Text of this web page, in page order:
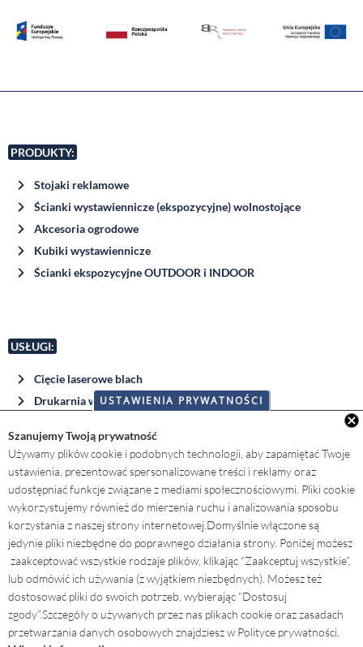
PRODUKTY:
Stojaki reklamowe
Ścianki wystawiennicze (ekspozycyjne) wolnostojące
Akcesoria ogrodowe
Kubiki wystawiennicze
Ścianki ekspozycyjne OUTDOOR i INDOOR
USŁUGI:
Cięcie laserowe blach
Drukarnia wielkoformatowa
AKTUALNOŚCI:
NOWOŚĆ: KUBIK C w naszej ofercie !
04.01.2026
NOWOŚĆ: stelaże wystawiennicze
OUTDOOR MODERN A w naszej ofercie
USTAWIENIA PRYWATNOŚCI
Szanujemy Twoją prywatność
Używamy plików cookie i podobnych technologii, aby zapamiętać Twoje
ustawienia, prezentować spersonalizowane treści i reklamy oraz
udostępniać funkcje związane z mediami społecznościowymi. Pliki cookie
wykorzystujemy również do mierzenia ruchu i analizowania sposobu
korzystania z naszej strony internetowej. Domyślnie włączone są
jedynie pliki niezbędne do poprawnego działania strony. Poniżej możesz
zaakceptować wszystkie rodzaje plików, klikając “Zaakceptuj wszystkie”,
lub odmówić ich używania (z wyjątkiem niezbędnych). Możesz też
dostosować pliki do swoich potrzeb, wybierając “Dostosuj
zgody”.Szczegóły o używanych przez nas plikach cookie oraz zasadach
przetwarzania danych osobowych znajdziesz w Polityce prywatności.